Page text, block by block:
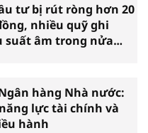
tư bị rút ròng hơn 20
nhiều quỹ ghi
suất âm trong nửa
hàng Nhà nước:
lực tài chính và
hành